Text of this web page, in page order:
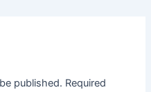
published. Required